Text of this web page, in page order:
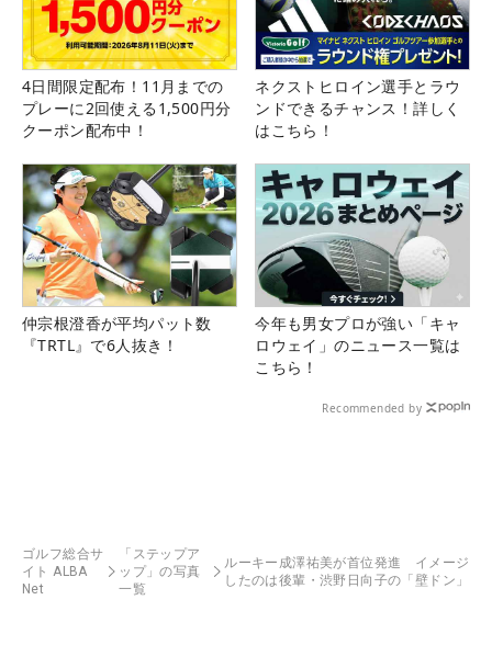
4日間限定配布！11月までの
プレーに2回使える1,500円分
クーポン配布中！
ネクストヒロイン選手とラウ
ンドできるチャンス！詳しく
はこちら！
仲宗根澄香が平均パット数
『TRTL』で6人抜き！
今年も男女プロが強い「キャ
ロウェイ」のニュース一覧は
こちら！
Recommended by
ゴルフ総合サ
イト ALBA
Net
「ステップア
ップ」の写真
一覧
ルーキー成澤祐美が首位発進 イメージ
したのは後輩・渋野日向子の「壁ドン」